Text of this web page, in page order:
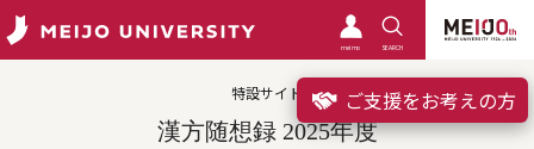
meimo SEARCH
ご支援をお考えの方
特設サイト
漢方随想録 2025年度